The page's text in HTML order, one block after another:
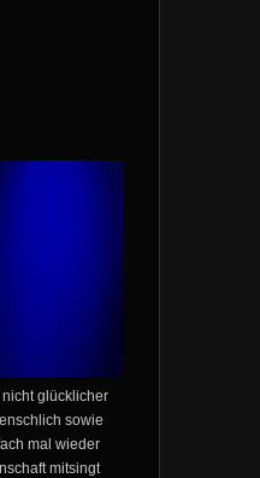
nicht glücklicher
sowie
mal wieder
mitsingt